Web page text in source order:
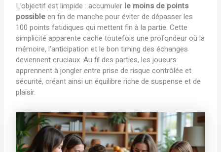
L’objectif est limpide : accumuler le moins de points
possibleen fin de manche pour éviter de dépasser les
100 points fatidiques qui mettent fin à la partie. Cette
simplicité apparente cache toutefois une profondeur où la
mémoire, l’anticipation et le bon timing des échanges
deviennent cruciaux. Au fil des parties, les joueurs
apprennent à jongler entre prise de risque contrôlée et
sécurité, créant ainsi un équilibre riche de suspense et de
plaisir.